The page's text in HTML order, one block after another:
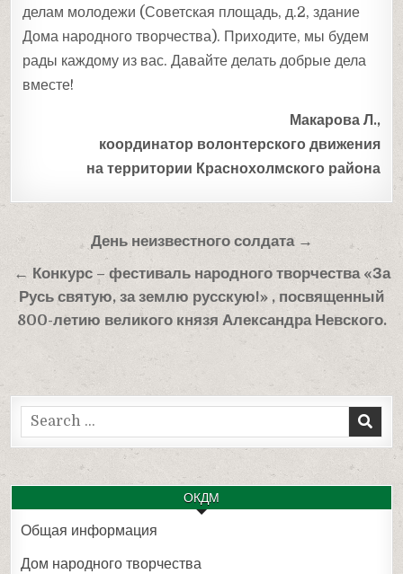
делам молодежи (Советская площадь, д.2, здание
Дома народного творчества). Приходите, мы будем
рады каждому из вас. Давайте делать добрые дела
вместе!
Макарова Л.,
координатор волонтерского движения
на территории Краснохолмского района
Навигация
по
записям
День неизвестного солдата →
← Конкурс – фестиваль народного творчества «За
Русь святую, за землю русскую!» , посвященный
800-летию великого князя Александра Невского.
Search
for:
ОКДМ
Общая информация
Дом народного творчества